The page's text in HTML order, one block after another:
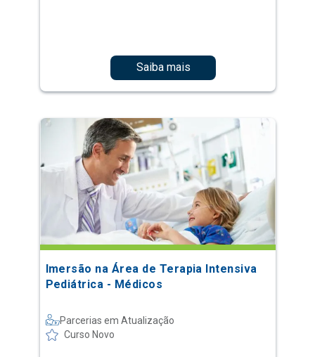
Saiba mais
Imersão na Área de Terapia Intensiva
Pediátrica - Médicos
Parcerias em Atualização
Curso Novo